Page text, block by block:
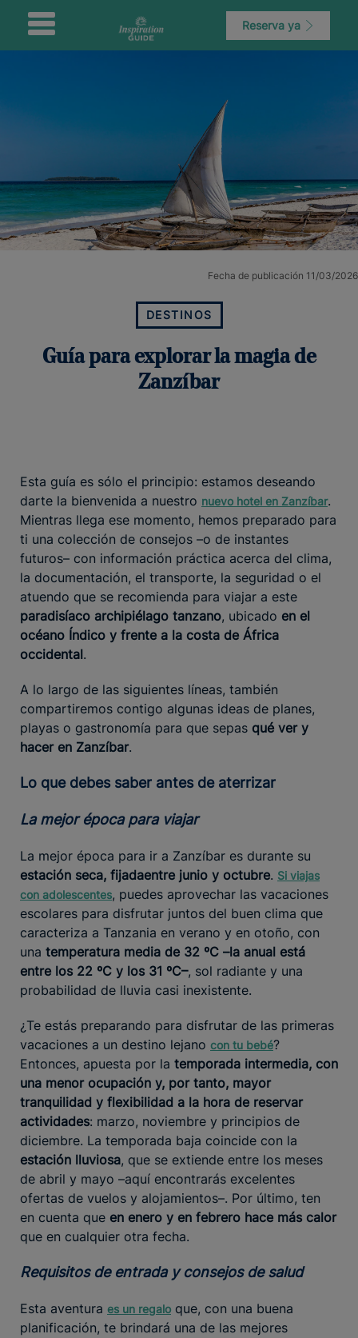
Reserva ya
Fecha de publicación 11/03/2026
DESTINOS
Guía para explorar la magia de
Zanzíbar
Esta guía es sólo el principio: estamos deseando
darte la bienvenida a nuestro nuevo hotel en Zanzíbar.
Mientras llega ese momento, hemos preparado para
ti una colección de consejos –o de instantes
futuros– con información práctica acerca del clima,
la documentación, el transporte, la seguridad o el
atuendo que se recomienda para viajar a este
paradisíaco archipiélago tanzano, ubicado en el
océano Índico y frente a la costa de África
occidental.
A lo largo de las siguientes líneas, también
compartiremos contigo algunas ideas de planes,
playas o gastronomía para que sepas qué ver y
hacer en Zanzíbar.
Lo que debes saber antes de aterrizar
La mejor época para viajar
La mejor época para ir a Zanzíbar es durante su
estación seca, fijadaentre junio y octubre. Si viajas
con adolescentes, puedes aprovechar las vacaciones
escolares para disfrutar juntos del buen clima que
caracteriza a Tanzania en verano y en otoño, con
una temperatura media de 32 ºC –la anual está
entre los 22 ºC y los 31 ºC–, sol radiante y una
probabilidad de lluvia casi inexistente.
¿Te estás preparando para disfrutar de las primeras
vacaciones a un destino lejano con tu bebé?
Entonces, apuesta por la temporada intermedia, con
una menor ocupación y, por tanto, mayor
tranquilidad y flexibilidad a la hora de reservar
actividades: marzo, noviembre y principios de
diciembre. La temporada baja coincide con la
estación lluviosa, que se extiende entre los meses
de abril y mayo –aquí encontrarás excelentes
ofertas de vuelos y alojamientos–. Por último, ten
en cuenta que en enero y en febrero hace más calor
que en cualquier otra fecha.
Requisitos de entrada y consejos de salud
Esta aventura es un regalo que, con una buena
planificación, te brindará una de las mejores